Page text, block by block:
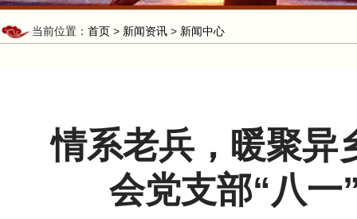
当前位置： 首页 > 新闻资讯 > 新闻中心
情系老兵，暖聚异
会党支部“八一